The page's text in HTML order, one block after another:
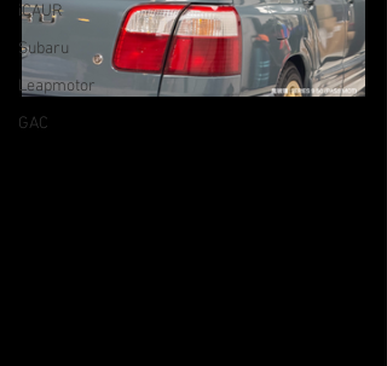
iCAUR
Subaru
Leapmotor
GAC